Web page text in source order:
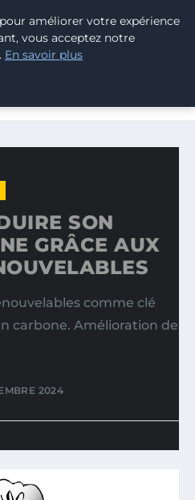
BLOG
CARBONE GRÂCE AUX
SON
GRÂCE AUX
comme clé
carbone. Amélioration de
2024
améliorer votre expérience
vous acceptez notre
En savoir plus